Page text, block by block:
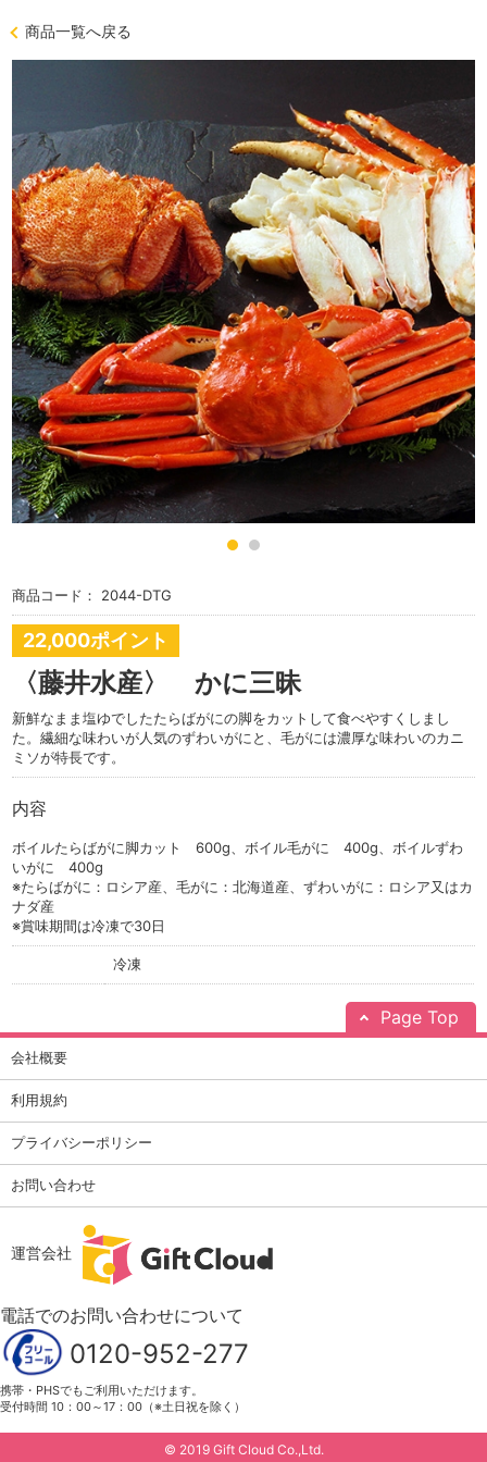
商品一覧へ戻る
商品コード： 2044-DTG
22,000ポイント
〈藤井水産〉 かに三昧
新鮮なまま塩ゆでしたたらばがにの脚をカットして食べやすくしまし
た。繊細な味わいが人気のずわいがにと、毛がには濃厚な味わいのカニ
ミソが特長です。
内容
ボイルたらばがに脚カット 600g、ボイル毛がに 400g、ボイルずわ
いがに 400g
※たらばがに：ロシア産、毛がに：北海道産、ずわいがに：ロシア又はカ
ナダ産
※賞味期間は冷凍で30日
冷凍
Page Top
会社概要
利用規約
プライバシーポリシー
お問い合わせ
運営会社
電話でのお問い合わせについて
0120-952-277
携帯・PHSでもご利用いただけます。
受付時間 10：00～17：00（※土日祝を除く）
© 2019 Gift Cloud Co.,Ltd.